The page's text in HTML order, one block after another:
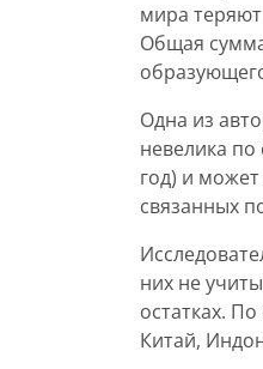
мира
Общая
Одна из
невелика
год) и
связанных
них не
остатках.
Китай,